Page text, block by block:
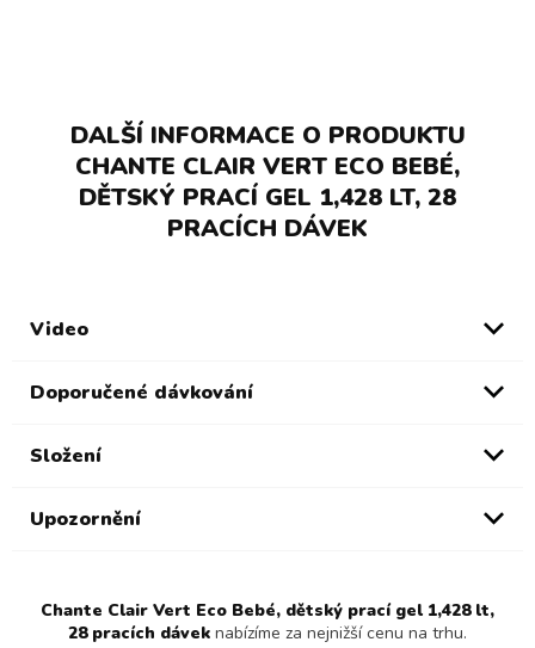
DALŠÍ INFORMACE O PRODUKTU
CHANTE CLAIR VERT ECO BEBÉ,
DĚTSKÝ PRACÍ GEL 1,428 LT, 28
PRACÍCH DÁVEK
Video
Doporučené dávkování
Složení
Upozornění
Chante Clair Vert Eco Bebé, dětský prací gel 1,428 lt,
28 pracích dávek nabízíme za nejnižší cenu na trhu.